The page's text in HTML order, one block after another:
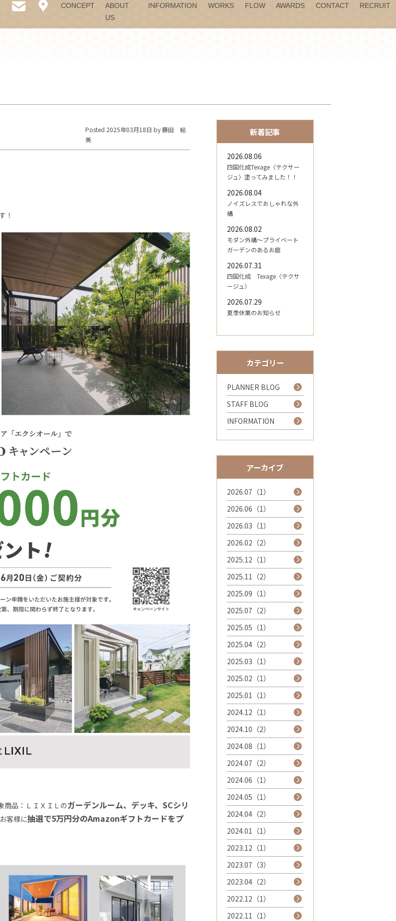
CONCEPT
ABOUT
US
INFORMATION WORKS FLOW AWARDS CONTACT RECRUIT
Posted 2025年03月18日 by 藤田 絵
美
！
商品：ＬＩＸＩＬのガーデンルーム、デッキ、SCシリ
客様に抽選で5万円分のAmazonギフトカードをプ
新着記事
2026.08.06
四国化成Texage〈テクサー
ジュ〉塗ってみました！！
2026.08.04
ノイズレスでおしゃれな外
構
2026.08.02
モダン外構～プライベート
ガーデンのあるお庭
2026.07.31
四国化成 Texage〈テクサ
ージュ〉
2026.07.29
夏季休業のお知らせ
カテゴリー
PLANNER BLOG
STAFF BLOG
INFORMATION
アーカイブ
2026.07（1）
2026.06（1）
2026.03（1）
2026.02（2）
2025.12（1）
2025.11（2）
2025.09（1）
2025.07（2）
2025.05（1）
2025.04（2）
2025.03（1）
2025.02（1）
2025.01（1）
2024.12（1）
2024.10（2）
2024.08（1）
2024.07（2）
2024.06（1）
2024.05（1）
2024.04（2）
2024.01（1）
2023.12（1）
2023.07（3）
2023.04（2）
2022.12（1）
2022.11（1）